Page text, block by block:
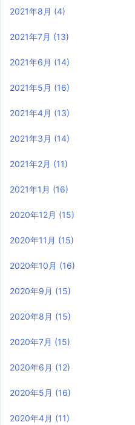
2021年8月 (4)
2021年7月 (13)
2021年6月 (14)
2021年5月 (16)
2021年4月 (13)
2021年3月 (14)
2021年2月 (11)
2021年1月 (16)
2020年12月 (15)
2020年11月 (15)
2020年10月 (16)
2020年9月 (15)
2020年8月 (15)
2020年7月 (15)
2020年6月 (12)
2020年5月 (16)
2020年4月 (11)